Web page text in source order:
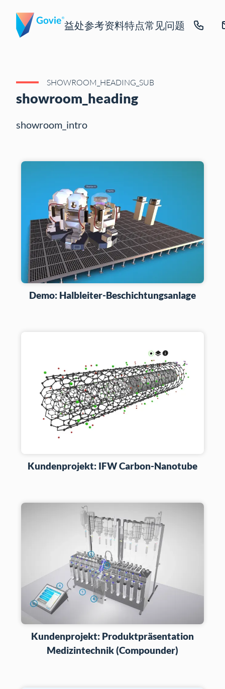
益处参考资料特点常见问题
SHOWROOM_HEADING_SUB
showroom_heading
showroom_intro
Demo: Halbleiter-Beschichtungsanlage
Kundenprojekt: IFW Carbon-Nanotube
Kundenprojekt: Produktpräsentation
Medizintechnik (Compounder)